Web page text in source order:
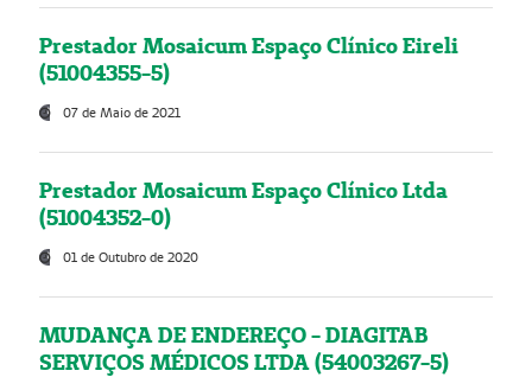
Prestador Mosaicum Espaço Clínico Eireli
(51004355-5)
07 de Maio de 2021
Prestador Mosaicum Espaço Clínico Ltda
(51004352-0)
01 de Outubro de 2020
MUDANÇA DE ENDEREÇO - DIAGITAB
SERVIÇOS MÉDICOS LTDA (54003267-5)